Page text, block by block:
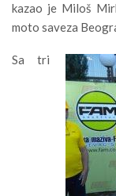
kazao je Miloš
moto saveza
Sa tri